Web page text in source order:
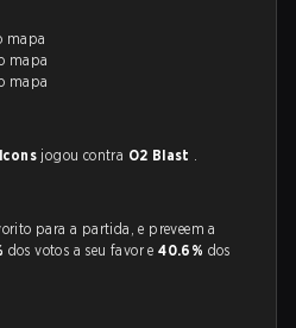
mapa
mapa
mapa
jogou contra O2 Blast .
para a partida, e preveem a
dos votos a seu favor e40.6% dos